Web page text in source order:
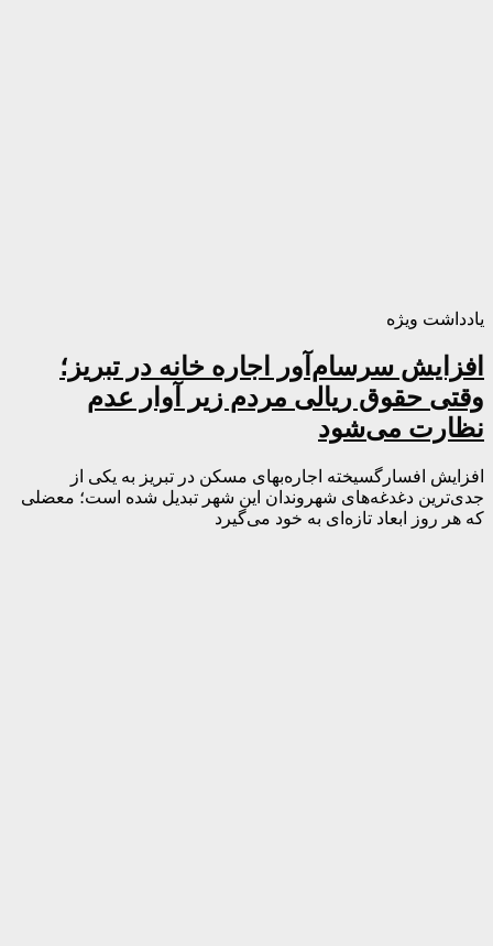
یادداشت ویژه
افزایش سرسام‌آور اجاره خانه در تبریز؛
وقتی حقوق ریالی مردم زیر آوار عدم
نظارت می‌شود
افزایش افسارگسیخته اجاره‌بهای مسکن در تبریز به یکی از
جدی‌ترین دغدغه‌های شهروندان این شهر تبدیل شده است؛ معضلی
که هر روز ابعاد تازه‌ای به خود می‌گیرد